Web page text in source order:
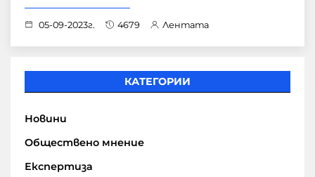
05-09-2023г. 4679 Лентата
КАТЕГОРИИ
Новини
Обществено мнение
Експертиза